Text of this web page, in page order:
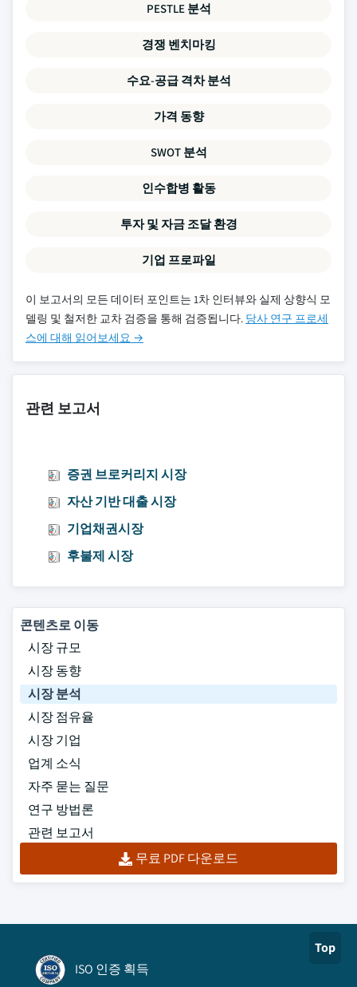
PESTLE 분석
경쟁 벤치마킹
수요-공급 격차 분석
가격 동향
SWOT 분석
인수합병 활동
투자 및 자금 조달 환경
기업 프로파일
이 보고서의 모든 데이터 포인트는 1차 인터뷰와 실제 상향식 모
델링 및 철저한 교차 검증을 통해 검증됩니다. 당사 연구 프로세
스에 대해 읽어보세요 →
관련 보고서
증권 브로커리지 시장
자산 기반 대출 시장
기업채권시장
후불제 시장
콘텐츠로 이동
시장 규모
시장 동향
시장 분석
시장 점유율
시장 기업
업계 소식
자주 묻는 질문
연구 방법론
관련 보고서
무료 PDF 다운로드
Top
ISO 인증 획득